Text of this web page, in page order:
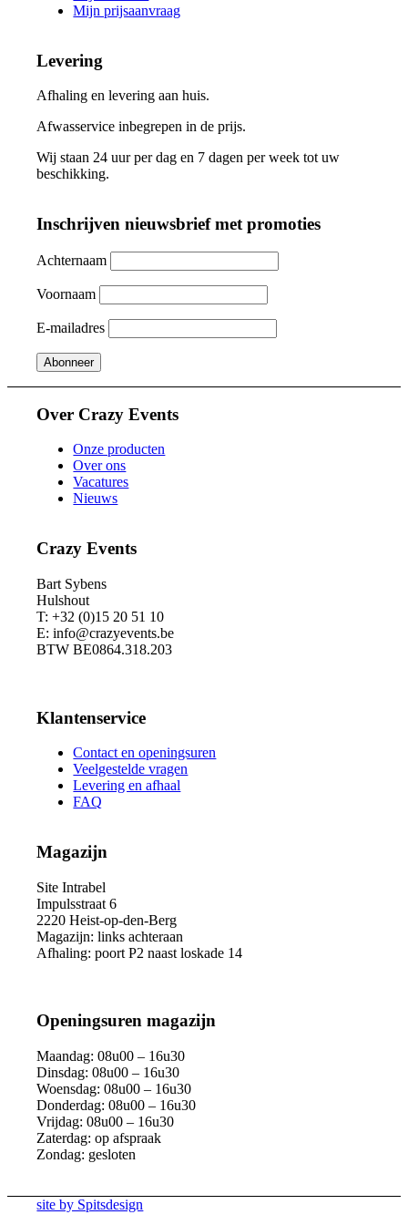
Mijn prijsaanvraag
Levering
Afhaling en levering aan huis.
Afwasservice inbegrepen in de prijs.
Wij staan 24 uur per dag en 7 dagen per week tot uw
beschikking.
Inschrijven nieuwsbrief met promoties
Achternaam
Voornaam
E-mailadres
Over Crazy Events
Onze producten
Over ons
Vacatures
Nieuws
Crazy Events
Bart Sybens
Hulshout
T: +32 (0)15 20 51 10
E: info@crazyevents.be
BTW BE0864.318.203
Klantenservice
Contact en openingsuren
Veelgestelde vragen
Levering en afhaal
FAQ
Magazijn
Site Intrabel
Impulsstraat 6
2220 Heist-op-den-Berg
Magazijn: links achteraan
Afhaling: poort P2 naast loskade 14
Openingsuren magazijn
Maandag: 08u00 – 16u30
Dinsdag: 08u00 – 16u30
Woensdag: 08u00 – 16u30
Donderdag: 08u00 – 16u30
Vrijdag: 08u00 – 16u30
Zaterdag: op afspraak
Zondag: gesloten
site by Spitsdesign